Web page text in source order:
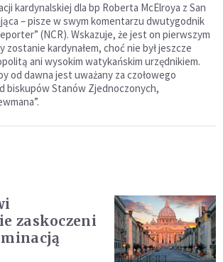
kardynalskiej dla bp Roberta McElroya z San
– pisze w swym komentarzu dwutygodnik
(NCR). Wskazuje, że jest on pierwszym
zostanie kardynałem, choć nie był jeszcze
ani wysokim watykańskim urzędnikiem.
od dawna jest uważany za czołowego
biskupów Stanów Zjednoczonych,
zaskoczeni